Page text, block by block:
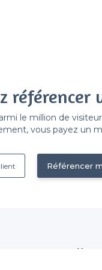
référencer
le million de
vous payez un
Référencer